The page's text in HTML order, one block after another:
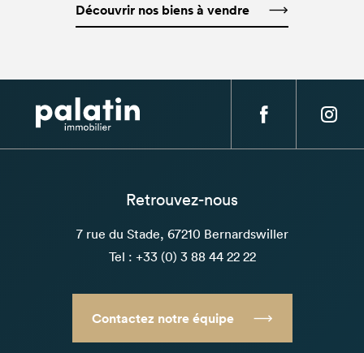
Découvrir nos biens à vendre
Retrouvez-nous
7 rue du Stade, 67210 Bernardswiller
Tel : +33 (0) 3 88 44 22 22
Contactez notre équipe